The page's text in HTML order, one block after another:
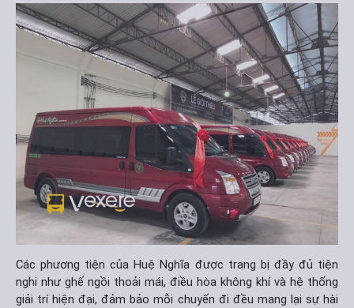
Các phương tiện của Huệ Nghĩa được trang bị đầy đủ tiện
nghi như ghế ngồi thoải mái, điều hòa không khí và hệ thống
giải trí hiện đại, đảm bảo mỗi chuyến đi đều mang lại sự hài